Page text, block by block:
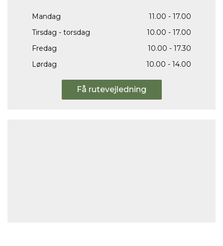
Mandag
11.00 - 17.00
Tirsdag - torsdag
10.00 - 17.00
Fredag
10.00 - 17.30
Lørdag
10.00 - 14.00
Få rutevejledning